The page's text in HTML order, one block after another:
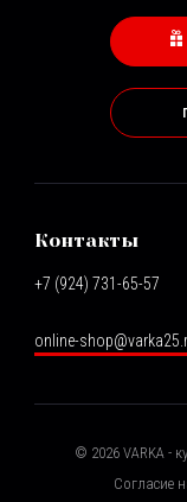
Контакты
+7 (924) 731-65-57
online-
© 2026VARKA -
Согласие